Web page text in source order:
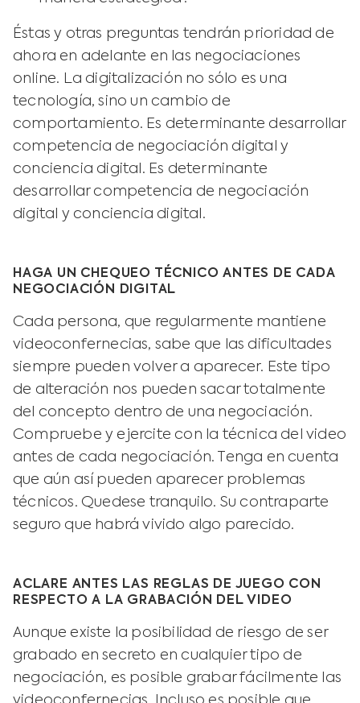
Éstas y otras preguntas tendrán prioridad de
ahora en adelante en las negociaciones
online. La digitalización no sólo es una
tecnología, sino un cambio de
comportamiento. Es determinante desarrollar
competencia de negociación digital y
conciencia digital. Es determinante
desarrollar competencia de negociación
digital y conciencia digital.
HAGA UN CHEQUEO TÉCNICO ANTES DE CADA
NEGOCIACIÓN DIGITAL
Cada persona, que regularmente mantiene
videoconfernecias, sabe que las dificultades
siempre pueden volver a aparecer. Este tipo
de alteración nos pueden sacar totalmente
del concepto dentro de una negociación.
Compruebe y ejercite con la técnica del video
antes de cada negociación. Tenga en cuenta
que aún así pueden aparecer problemas
técnicos. Quedese tranquilo. Su contraparte
seguro que habrá vivido algo parecido.
ACLARE ANTES LAS REGLAS DE JUEGO CON
RESPECTO A LA GRABACIÓN DEL VIDEO
Aunque existe la posibilidad de riesgo de ser
grabado en secreto en cualquier tipo de
negociación, es posible grabar fácilmente las